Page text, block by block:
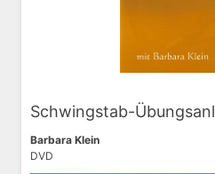
Schwingstab-
Barbara Klein
DVD